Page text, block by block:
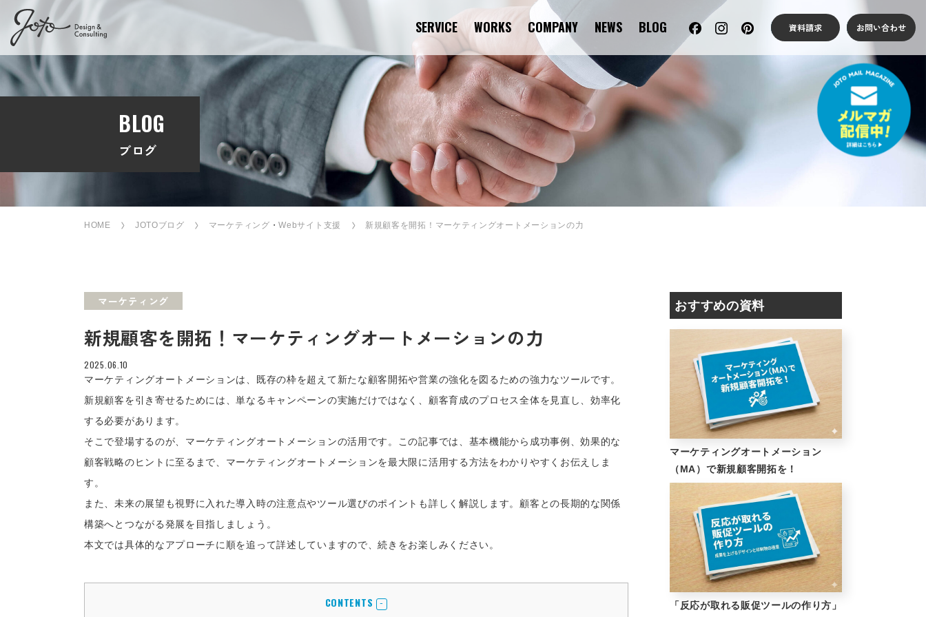
SERVICE WORKS COMPANY NEWS BLOG 資料請求 お問い合わせ
BLOG
ブログ
HOME JOTOブログ マーケティング ・Webサイト支援 新規顧客を開拓！マーケティングオートメーションの力
マーケティング
新規顧客を開拓！マーケティングオートメーションの力
2025.06.10
マーケティングオートメーションは、既存の枠を超えて新たな顧客開拓や営業の強化を図るための強力なツールです。
新規顧客を引き寄せるためには、単なるキャンペーンの実施だけではなく、顧客育成のプロセス全体を見直し、効率化
する必要があります。
そこで登場するのが、マーケティングオートメーションの活用です。この記事では、基本機能から成功事例、効果的な
顧客戦略のヒントに至るまで、マーケティングオートメーションを最大限に活用する方法をわかりやすくお伝えしま
す。
また、未来の展望も視野に入れた導入時の注意点やツール選びのポイントも詳しく解説します。顧客との長期的な関係
構築へとつながる発展を目指しましょう。
本文では具体的なアプローチに順を追って詳述していますので、続きをお楽しみください。
CONTENTS
おすすめの資料
マーケティングオートメーション
（MA）で新規顧客開拓を！
「反応が取れる販促ツールの作り方」